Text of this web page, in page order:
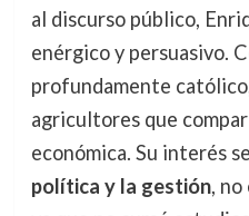
al discurso público,
enérgico y persuasivo.
profundamente
agricultores que
económica. Su interés
política y la gestión, no